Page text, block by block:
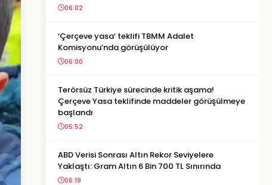
06:02
‘Çerçeve yasa’ teklifi TBMM Adalet
Komisyonu’nda görüşülüyor
06:00
Terörsüz Türkiye sürecinde kritik aşama!
Çerçeve Yasa teklifinde maddeler görüşülmeye
başlandı
05:52
ABD Verisi Sonrası Altın Rekor Seviyelere
Yaklaştı: Gram Altın 6 Bin 700 TL Sınırında
06:19